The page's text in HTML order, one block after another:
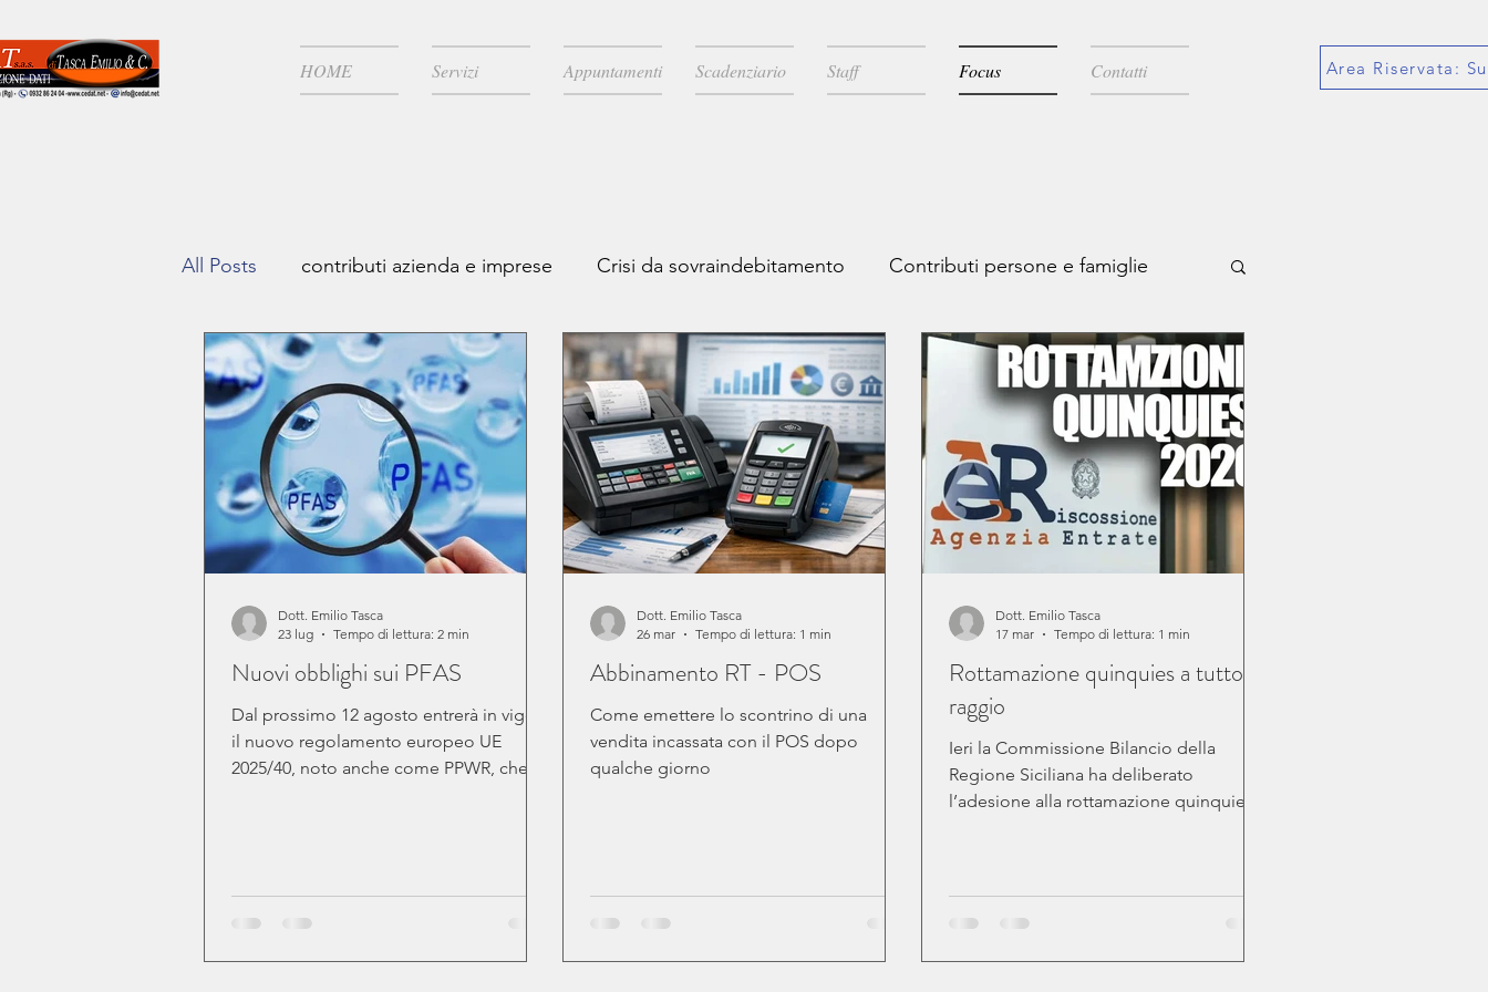
HOME Servizi Appuntamenti Scadenziario Staff Focus Contatti Area Riservata:
All Posts contributi azienda e imprese Crisi da sovraindebitamento Contributi persone e famiglie
zone covid Risparmio fiscale Novità legislative Licenziamenti Comunicazioni
Continuità aziendale IVA
Nuovi obblighi sui PFAS
Dal prossimo 12 agosto entrerà in vigore
il nuovo regolamento europeo UE
2025/40, noto anche come PPWR, che
create dall’uomo difficilmente
eliminabili) rispetto agli attuali per
Dott. Emilio Tasca
23 lug
Tempo di lettura: 2 min
Abbinamento RT - POS
Come emettere lo scontrino di una
vendita incassata con il POS dopo
qualche giorno
Dott. Emilio Tasca
26 mar
Tempo di lettura: 1 min
Rottamazione quinquies a tutto
raggio
Ieri la Commissione Bilancio della
Regione Siciliana ha deliberato
l’adesione alla rottamazione quinquies
31.12.2025 senza applicazione delle
sanzioni e degli interessi entro il
Dott. Emilio Tasca
17 mar
Tempo di lettura: 1 min